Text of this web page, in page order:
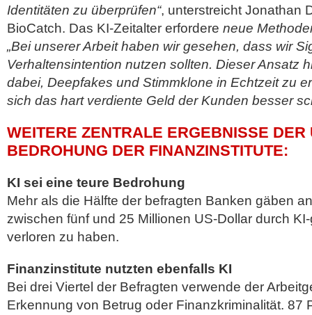
Identitäten zu überprüfen“, unterstreicht Jonathan
BioCatch. Das KI-Zeitalter erfordere neue
„Bei unserer Arbeit haben wir gesehen, dass wir
Verhaltensintention nutzen sollten. Dieser Ansatz
dabei, Deepfakes und Stimmklone in Echtzeit zu
sich das hart verdiente Geld der Kunden besser
WEITERE ZENTRALE ERGEBNISSE DER
BEDROHUNG DER FINANZINSTITUTE:
KI sei eine teure Bedrohung
Mehr als die Hälfte der befragten Banken gäben
zwischen fünf und 25 Millionen US-Dollar durch
verloren zu haben.
Finanzinstitute nutzten ebenfalls KI
Bei drei Viertel der Befragten verwende der
Erkennung von Betrug oder Finanzkriminalität. 87